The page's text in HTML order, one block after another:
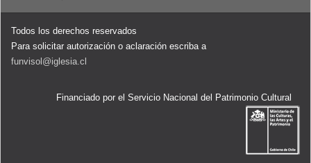
Todos los derechos reservados
Para solicitar autorización o aclaración escriba a
funvisol@iglesia.cl
Financiado por el Servicio Nacional del Patrimonio Cultural